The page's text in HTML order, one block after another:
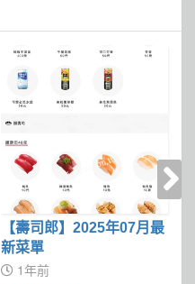
【壽司郎】2025年07月最
新菜單
1年前